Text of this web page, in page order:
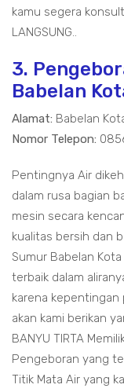
kamu segera
LANGSUNG..
3.
Babelan
Alamat: Babelan
Nomor Telepon:
Pentingnya Air
dalam rusa bagian
mesin secara
kualitas bersih dan
Sumur Babelan
terbaik dalam
karena
akan kami berikan
BANYU TIRTA
Pengeboran yang
Titik Mata Air yang